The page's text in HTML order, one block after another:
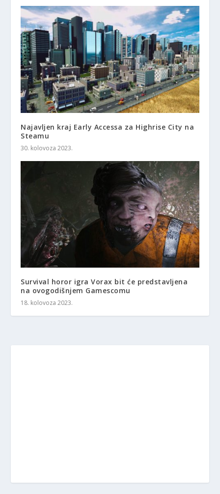
Najavljen kraj Early Accessa za Highrise City na
Steamu
30. kolovoza 2023.
Survival horor igra Vorax bit će predstavljena
na ovogodišnjem Gamescomu
18. kolovoza 2023.